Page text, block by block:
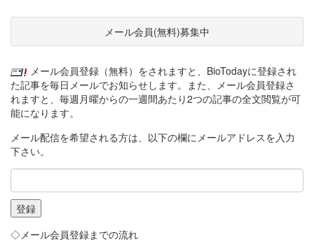
メール会員(無料)募集中
メール会員登録（無料）をされますと、BioTodayに登録され
た記事を毎日メールでお知らせします。また、メール会員登録さ
れますと、毎週月曜からの一週間あたり2つの記事の全文閲覧が可
能になります。
メール配信を希望される方は、以下の欄にメールアドレスを入力
下さい。
◇メール会員登録までの流れ